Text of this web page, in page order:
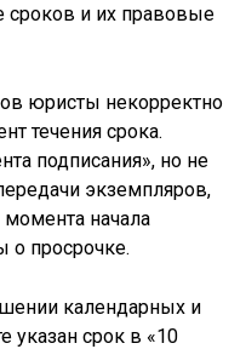
юристы некорректно
течения срока.
подписания», но не
экземпляров,
момента начала
о просрочке.
календарных и
указан срок в «10